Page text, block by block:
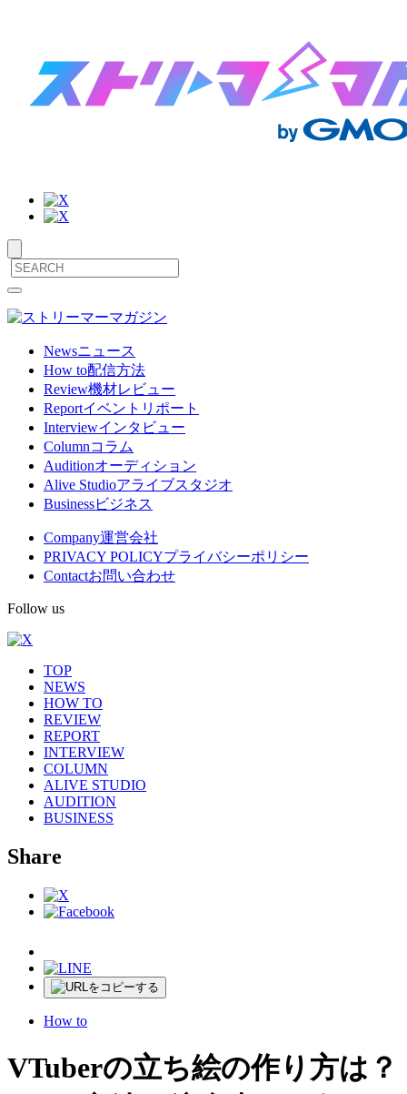
サ
イ
メ
ニ
Newsニュース
How to配信方法
Review機材レビュー
Reportイベントリポート
Interviewインタビュー
Columnコラム
Auditionオーディション
Alive Studioアライブスタジオ
Businessビジネス
Company運営会社
PRIVACY POLICYプライバシーポリシー
Contactお問い合わせ
Follow us
TOP
NEWS
HOW TO
REVIEW
REPORT
INTERVIEW
COLUMN
ALIVE STUDIO
AUDITION
BUSINESS
Share
How to
VTuberの立ち絵の作り方は？